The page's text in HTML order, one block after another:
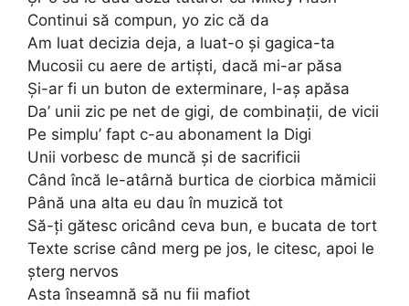
Continui să compun, yo zic că da
Am luat decizia deja, a luat-o și gagica-ta
Mucosii cu aere de artiști, dacă mi-ar păsa
Și-ar fi un buton de exterminare, l-aș apăsa
Da’ unii zic pe net de gigi, de combinații, de vicii
Pe simplu’ fapt c-au abonament la Digi
Unii vorbesc de muncă și de sacrificii
Când încă le-atârnă burtica de ciorbica mămicii
Până una alta eu dau în muzică tot
Să-ți gătesc oricând ceva bun, e bucata de tort
Texte scrise când merg pe jos, le citesc, apoi le
șterg nervos
Asta înseamnă să nu fii mafiot